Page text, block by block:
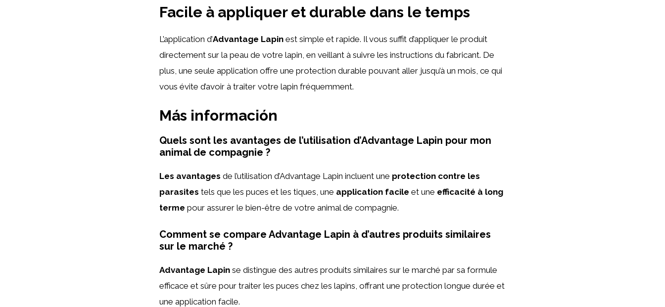
Facile à appliquer et durable dans le temps
L’application d’Advantage Lapin est simple et rapide. Il vous suffit d’appliquer le produit
directement sur la peau de votre lapin, en veillant à suivre les instructions du fabricant. De
plus, une seule application offre une protection durable pouvant aller jusqu’à un mois, ce qui
vous évite d’avoir à traiter votre lapin fréquemment.
Más información
Quels sont les avantages de l’utilisation d’Advantage Lapin pour mon
animal de compagnie ?
Les avantages de l’utilisation d’Advantage Lapin incluent une protection contre les
parasites tels que les puces et les tiques, une application facile et une efficacité à long
terme pour assurer le bien-être de votre animal de compagnie.
Comment se compare Advantage Lapin à d’autres produits similaires
sur le marché ?
Advantage Lapin se distingue des autres produits similaires sur le marché par sa formule
efficace et sûre pour traiter les puces chez les lapins, offrant une protection longue durée et
une application facile.